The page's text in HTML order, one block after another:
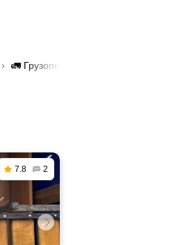
🚛 Грузоперевозки КАМАЗ в Заславль
7.8 2